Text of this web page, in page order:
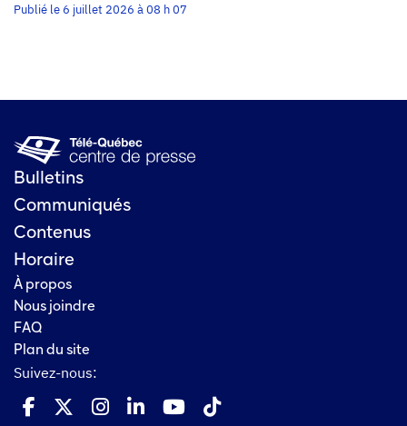
Publié le 6 juillet 2026 à 08 h 07
Bulletins
Communiqués
Contenus
Horaire
À propos
Nous joindre
FAQ
Plan du site
Suivez-nous: